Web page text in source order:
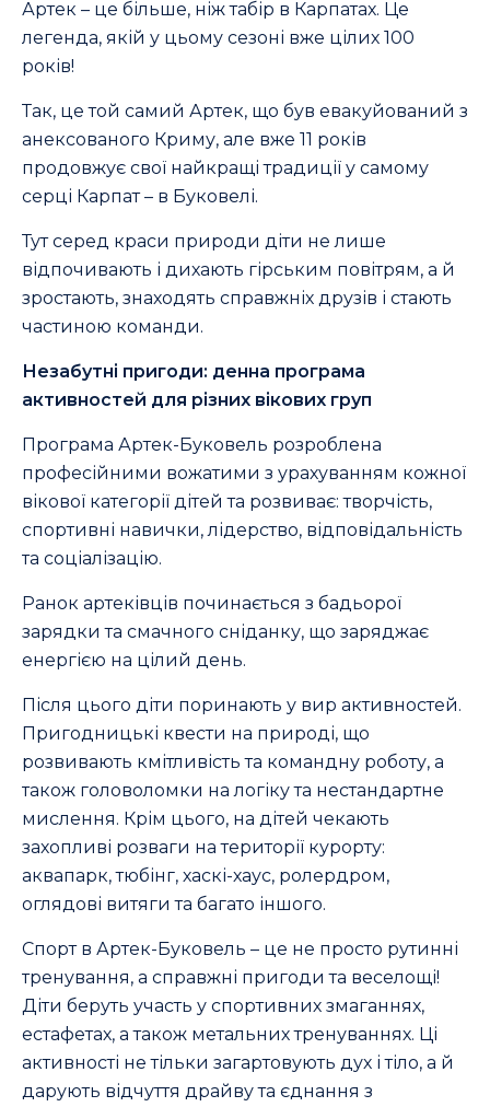
Артек – це більше, ніж табір в Карпатах. Це
легенда, якій у цьому сезоні вже цілих 100
років!
Так, це той самий Артек, що був евакуйований з
анексованого Криму, але вже 11 років
продовжує свої найкращі традиції у самому
серці Карпат – в Буковелі.
Тут серед краси природи діти не лише
відпочивають і дихають гірським повітрям, а й
зростають, знаходять справжніх друзів і стають
частиною команди.
Незабутні пригоди: денна програма
активностей для різних вікових груп
Програма Артек-Буковель розроблена
професійними вожатими з урахуванням кожної
вікової категорії дітей та розвиває: творчість,
спортивні навички, лідерство, відповідальність
та соціалізацію.
Ранок артеківців починається з бадьорої
зарядки та смачного сніданку, що заряджає
енергією на цілий день.
Після цього діти поринають у вир активностей.
Пригодницькі квести на природі, що
розвивають кмітливість та командну роботу, а
також головоломки на логіку та нестандартне
мислення. Крім цього, на дітей чекають
захопливі розваги на території курорту:
аквапарк, тюбінг, хаскі-хаус, ролердром,
оглядові витяги та багато іншого.
Спорт в Артек-Буковель – це не просто рутинні
тренування, а справжні пригоди та веселощі!
Діти беруть участь у спортивних змаганнях,
естафетах, а також метальних тренуваннях. Ці
активності не тільки загартовують дух і тіло, а й
дарують відчуття драйву та єднання з